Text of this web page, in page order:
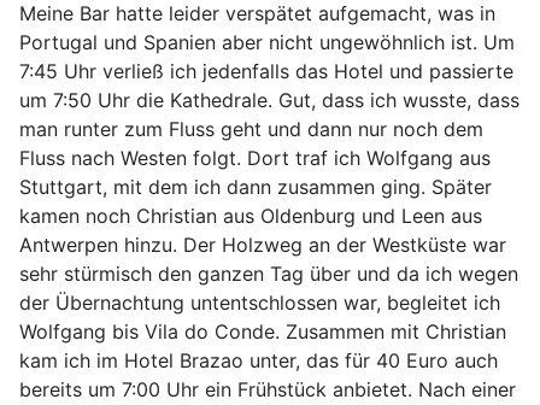
Meine Bar hatte leider verspätet aufgemacht, was in
Portugal und Spanien aber nicht ungewöhnlich ist. Um
7:45 Uhr verließ ich jedenfalls das Hotel und passierte
um 7:50 Uhr die Kathedrale. Gut, dass ich wusste, dass
man runter zum Fluss geht und dann nur noch dem
Fluss nach Westen folgt. Dort traf ich Wolfgang aus
Stuttgart, mit dem ich dann zusammen ging. Später
kamen noch Christian aus Oldenburg und Leen aus
Antwerpen hinzu. Der Holzweg an der Westküste war
sehr stürmisch den ganzen Tag über und da ich wegen
der Übernachtung untentschlossen war, begleitet ich
Wolfgang bis Vila do Conde. Zusammen mit Christian
kam ich im Hotel Brazao unter, das für 40 Euro auch
bereits um 7:00 Uhr ein Frühstück anbietet. Nach einer